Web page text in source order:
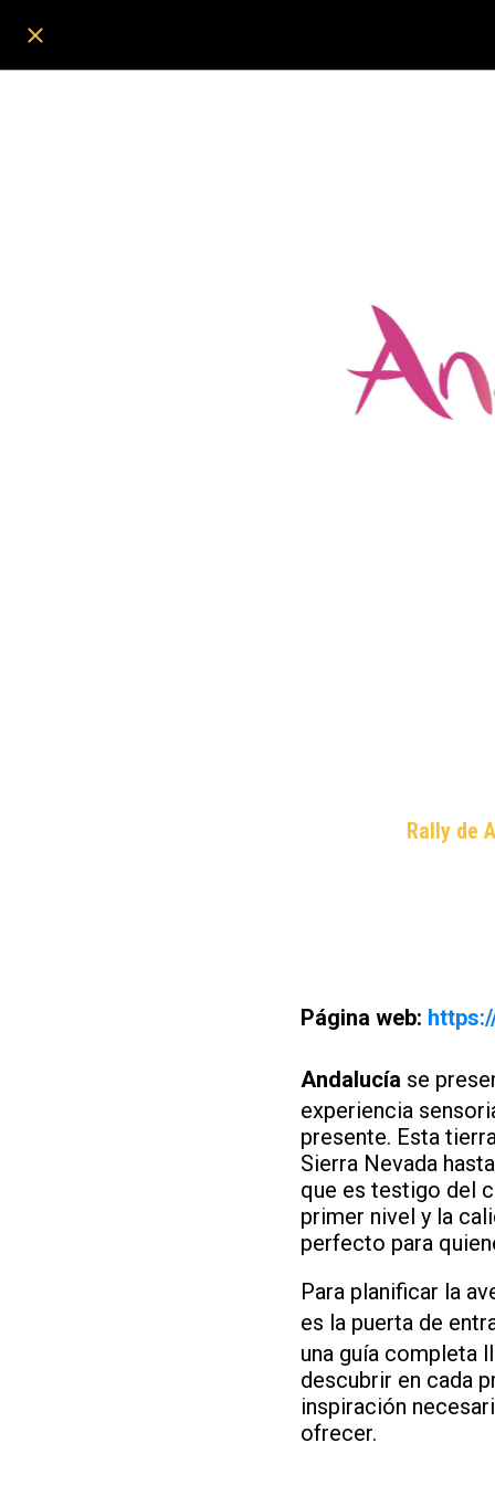
Rally de
Página web:
Andalucía se
experiencia
presente. Esta
Sierra Nevada
que es testigo del
primer nivel y la
perfecto para
Para planificar la
es la puerta de
una guía completa
descubrir en cada
inspiración
ofrecer.